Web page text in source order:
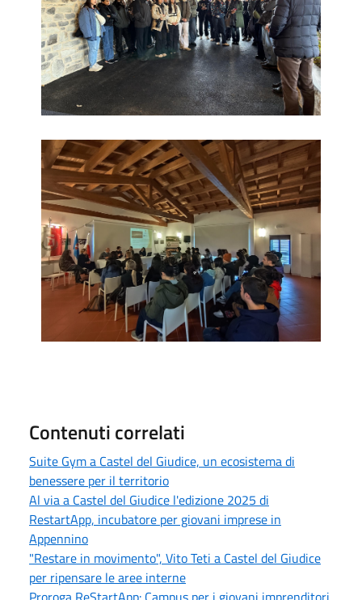
Politecnico Milano
Contenuti correlati
Suite Gym a Castel del Giudice, un ecosistema di
benessere per il territorio
Al via a Castel del Giudice l'edizione 2025 di
RestartApp, incubatore per giovani imprese in
Appennino
"Restare in movimento", Vito Teti a Castel del Giudice
per ripensare le aree interne